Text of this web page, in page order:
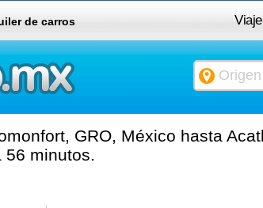
de carros
GRO, México hasta
56 minutos.